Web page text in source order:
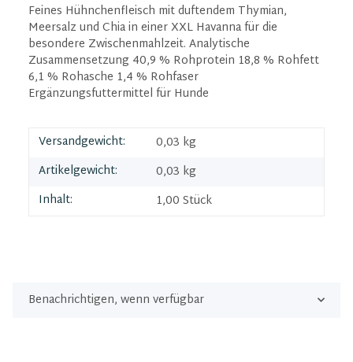
Feines Hühnchenfleisch mit duftendem Thymian,
Meersalz und Chia in einer XXL Havanna für die
besondere Zwischenmahlzeit. Analytische
Zusammensetzung 40,9 % Rohprotein 18,8 % Rohfett
6,1 % Rohasche 1,4 % Rohfaser
Ergänzungsfuttermittel für Hunde
Versandgewicht:
0,03 kg
Artikelgewicht:
0,03 kg
Inhalt:
1,00 Stück
Benachrichtigen, wenn verfügbar